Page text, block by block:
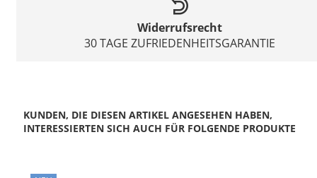
Widerrufsrecht
30 TAGE ZUFRIEDENHEITSGARANTIE
KUNDEN, DIE DIESEN ARTIKEL ANGESEHEN HABEN,
INTERESSIERTEN SICH AUCH FÜR FOLGENDE PRODUKTE